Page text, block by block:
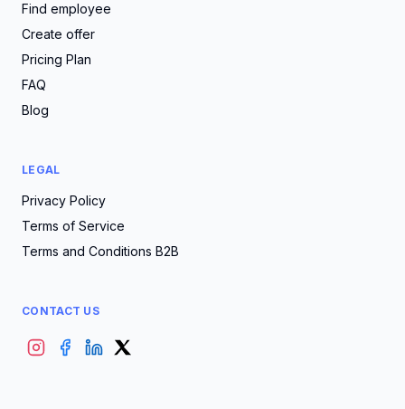
Find employee
Create offer
Pricing Plan
FAQ
Blog
LEGAL
Privacy Policy
Terms of Service
Terms and Conditions B2B
CONTACT US